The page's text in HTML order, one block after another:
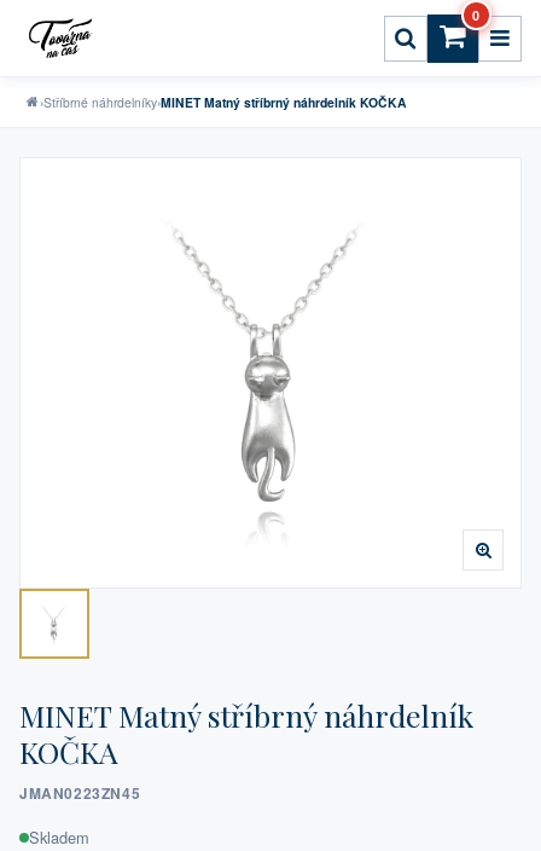
0
›Stříbrné náhrdelníky›MINET Matný stříbrný náhrdelník KOČKA
MINET Matný stříbrný náhrdelník
KOČKA
JMAN0223ZN45
Skladem